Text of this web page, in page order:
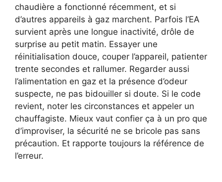
chaudière a fonctionné récemment, et si
d’autres appareils à gaz marchent. Parfois l’EA
survient après une longue inactivité, drôle de
surprise au petit matin. Essayer une
réinitialisation douce, couper l’appareil, patienter
trente secondes et rallumer. Regarder aussi
l’alimentation en gaz et la présence d’odeur
suspecte, ne pas bidouiller si doute. Si le code
revient, noter les circonstances et appeler un
chauffagiste. Mieux vaut confier ça à un pro que
d’improviser, la sécurité ne se bricole pas sans
précaution. Et rapporte toujours la référence de
l’erreur.